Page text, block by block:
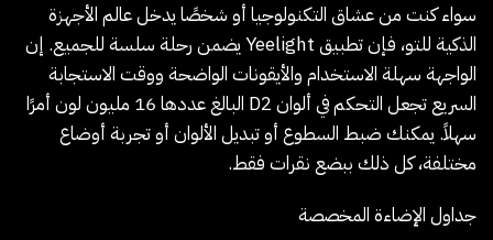
سواء كنت من عشاق التكنولوجيا أو شخصًا يدخل عالم الأجهزة
الذكية للتو، فإن تطبيق Yeelight يضمن رحلة سلسة للجميع. إن
الواجهة سهلة الاستخدام والأيقونات الواضحة ووقت الاستجابة
السريع تجعل التحكم في ألوان D2 البالغ عددها 16 مليون لون أمرًا
سهلاً. يمكنك ضبط السطوع أو تبديل الألوان أو تجربة أوضاع
مختلفة، كل ذلك ببضع نقرات فقط.
جداول الإضاءة المخصصة